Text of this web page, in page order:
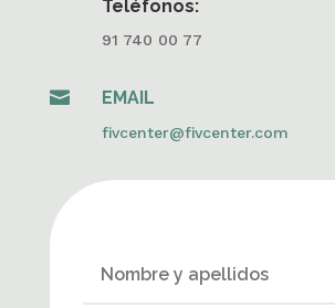
Teléfonos:
91 740 00 77
 EMAIL
fivcenter@fivcenter.com